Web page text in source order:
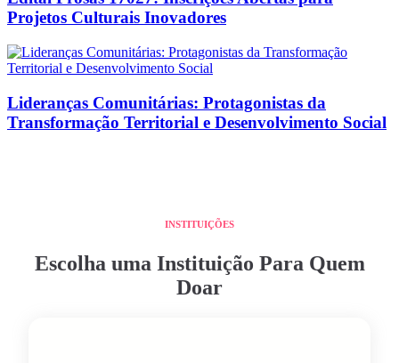
Projetos Culturais Inovadores
Lideranças Comunitárias: Protagonistas da
Transformação Territorial e Desenvolvimento Social
INSTITUIÇÕES
Escolha uma Instituição Para Quem
Doar